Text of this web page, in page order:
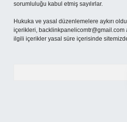
sorumluluğu kabul etmiş sayılırlar.
Hukuka ve yasal düzenlemelere aykırı
içerikleri, backlinkpanelicomtr@gmail.com
ilgili içerikler yasal süre içerisinde